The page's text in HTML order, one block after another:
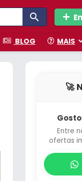
BLOG MAIS
🚀
Entre
ofertas